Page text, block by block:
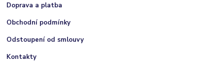
Doprava a platba
Obchodní podmínky
Odstoupení od smlouvy
Kontakty